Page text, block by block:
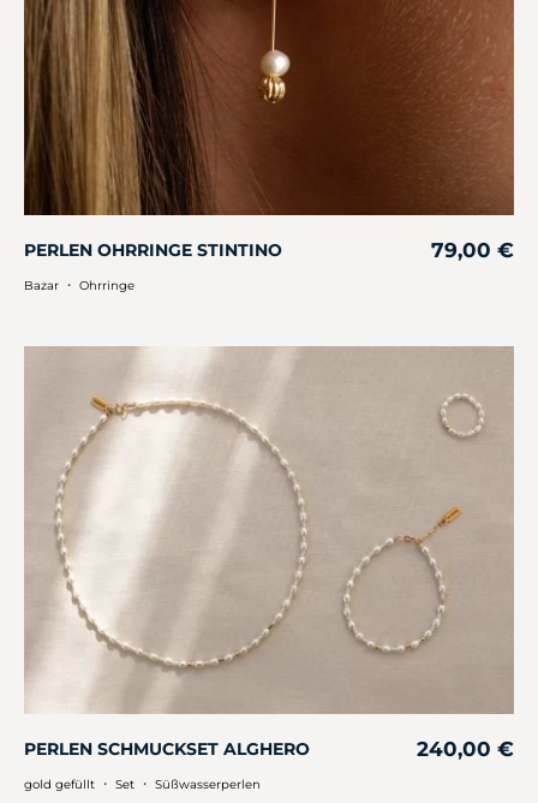
PERLEN OHRRINGE STINTINO 79,00 €
Bazar ・ Ohrringe
PERLEN SCHMUCKSET ALGHERO 240,00 €
gold gefüllt ・ Set ・ Süßwasserperlen